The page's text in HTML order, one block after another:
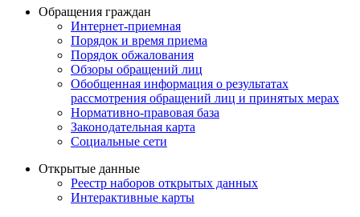
Обращения граждан
Интернет-приемная
Порядок и время приема
Порядок обжалования
Обзоры обращений лиц
Обобщенная информация о результатах
рассмотрения обращений лиц и принятых мерах
Нормативно-правовая база
Законодательная карта
Социальные сети
Открытые данные
Реестр наборов открытых данных
Интерактивные карты